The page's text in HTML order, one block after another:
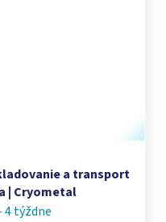
a transport
| Cryometal
4 týždne